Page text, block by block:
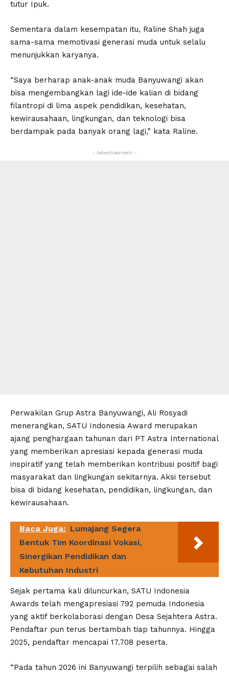
tutur Ipuk.
Sementara dalam kesempatan itu, Raline Shah juga
sama-sama memotivasi generasi muda untuk selalu
menunjukkan karyanya.
“Saya berharap anak-anak muda Banyuwangi akan
bisa mengembangkan lagi ide-ide kalian di bidang
filantropi di lima aspek pendidikan, kesehatan,
kewirausahaan, lingkungan, dan teknologi bisa
berdampak pada banyak orang lagi,” kata Raline.
- Advertisement -
Perwakilan Grup Astra Banyuwangi, Ali Rosyadi
menerangkan, SATU Indonesia Award merupakan
ajang penghargaan tahunan dari PT Astra International
yang memberikan apresiasi kepada generasi muda
inspiratif yang telah memberikan kontribusi positif bagi
masyarakat dan lingkungan sekitarnya. Aksi tersebut
bisa di bidang kesehatan, pendidikan, lingkungan, dan
kewirausahaan.
Baca Juga: Lumajang Segera
Bentuk Tim Koordinasi Vokasi,
Sinergikan Pendidikan dan
Kebutuhan Industri
Sejak pertama kali diluncurkan, SATU Indonesia
Awards telah mengapresiasi 792 pemuda Indonesia
yang aktif berkolaborasi dengan Desa Sejahtera Astra.
Pendaftar pun terus bertambah tiap tahunnya. Hingga
2025, pendaftar mencapai 17.708 peserta.
“Pada tahun 2026 ini Banyuwangi terpilih sebagai salah